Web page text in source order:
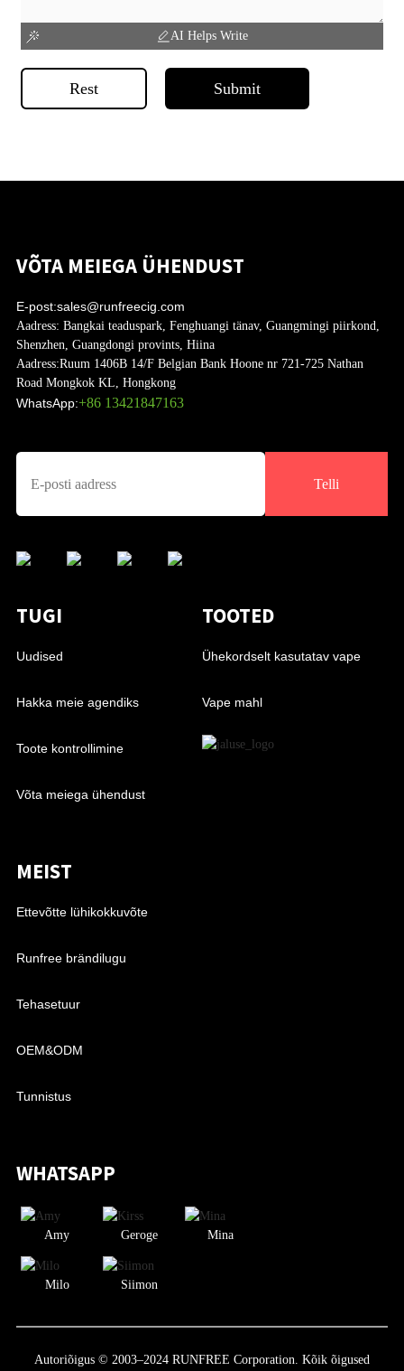
AI Helps Write
Rest Submit
VÕTA MEIEGA ÜHENDUST
E-post:sales@runfreecig.com
Aadress: Bangkai teaduspark, Fenghuangi tänav, Guangmingi piirkond,
Shenzhen, Guangdongi provints, Hiina
Aadress:Ruum 1406B 14/F Belgian Bank Hoone nr 721-725 Nathan
Road Mongkok KL, Hongkong
WhatsApp:+86 13421847163
Telli
TUGI
Uudised
Hakka meie agendiks
Toote kontrollimine
Võta meiega ühendust
TOOTED
Ühekordselt kasutatav vape
Vape mahl
MEIST
Ettevõtte lühikokkuvõte
Runfree brändilugu
Tehasetuur
OEM&ODM
Tunnistus
WHATSAPP
Amy Geroge Mina
Milo Siimon
Autoriõigus © 2003–2024 RUNFREE Corporation. Kõik õigused